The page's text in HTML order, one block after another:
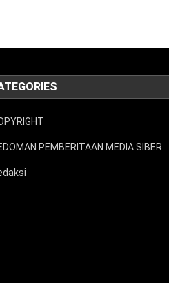
PEMBERITAAN MEDIA SIBER